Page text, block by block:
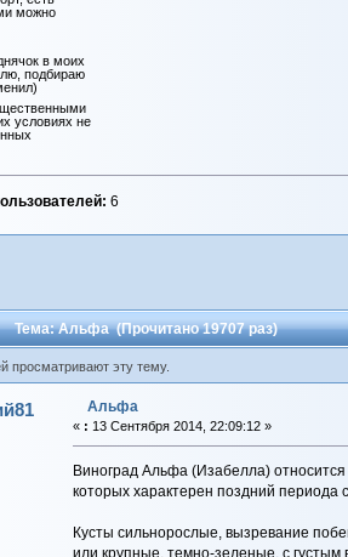
можно
в моих
подбираю
условиях не
6
Тема: Альфа (Прочитано 19707 раз)
просматривают эту тему.
Альфа
« : 13 Сентября 2014, 22:09:12 »
Виноград Альфа (Изабелла) относится
которых характерен поздний периода
Кусты сильнорослые, вызревание